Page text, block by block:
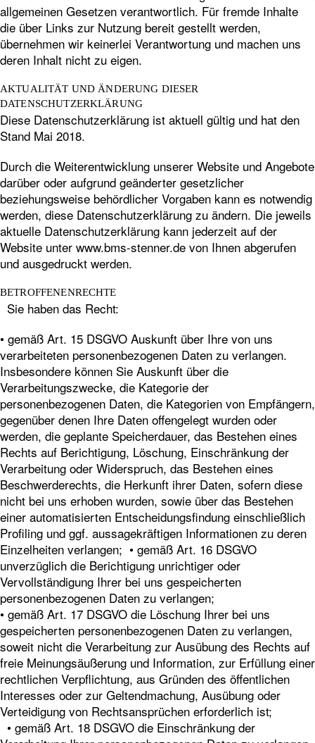
allgemeinen Gesetzen verantwortlich. Für fremde Inhalte
die über Links zur Nutzung bereit gestellt werden,
übernehmen wir keinerlei Verantwortung und machen uns
deren Inhalt nicht zu eigen.
AKTUALITÄT UND ÄNDERUNG DIESER
DATENSCHUTZERKLÄRUNG
Diese Datenschutzerklärung ist aktuell gültig und hat den
Stand Mai 2018.
Durch die Weiterentwicklung unserer Website und Angebote
darüber oder aufgrund geänderter gesetzlicher
beziehungsweise behördlicher Vorgaben kann es notwendig
werden, diese Datenschutzerklärung zu ändern. Die jeweils
aktuelle Datenschutzerklärung kann jederzeit auf der
Website unter www.bms-stenner.de von Ihnen abgerufen
und ausgedruckt werden.
BETROFFENENRECHTE
Sie haben das Recht:
• gemäß Art. 15 DSGVO Auskunft über Ihre von uns
verarbeiteten personenbezogenen Daten zu verlangen.
Insbesondere können Sie Auskunft über die
Verarbeitungszwecke, die Kategorie der
personenbezogenen Daten, die Kategorien von Empfängern,
gegenüber denen Ihre Daten offengelegt wurden oder
werden, die geplante Speicherdauer, das Bestehen eines
Rechts auf Berichtigung, Löschung, Einschränkung der
Verarbeitung oder Widerspruch, das Bestehen eines
Beschwerderechts, die Herkunft ihrer Daten, sofern diese
nicht bei uns erhoben wurden, sowie über das Bestehen
einer automatisierten Entscheidungsfindung einschließlich
Profiling und ggf. aussagekräftigen Informationen zu deren
Einzelheiten verlangen; • gemäß Art. 16 DSGVO
unverzüglich die Berichtigung unrichtiger oder
Vervollständigung Ihrer bei uns gespeicherten
personenbezogenen Daten zu verlangen;
• gemäß Art. 17 DSGVO die Löschung Ihrer bei uns
gespeicherten personenbezogenen Daten zu verlangen,
soweit nicht die Verarbeitung zur Ausübung des Rechts auf
freie Meinungsäußerung und Information, zur Erfüllung einer
rechtlichen Verpflichtung, aus Gründen des öffentlichen
Interesses oder zur Geltendmachung, Ausübung oder
Verteidigung von Rechtsansprüchen erforderlich ist;
• gemäß Art. 18 DSGVO die Einschränkung der